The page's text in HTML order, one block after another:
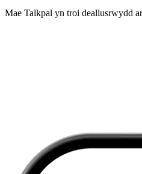
Mae Talkpal yn troi deallusrwydd